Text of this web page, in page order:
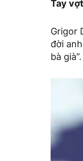
Tay
Grigor
đời
bà già”.